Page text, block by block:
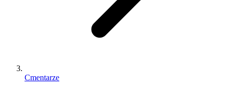
Cmentarze